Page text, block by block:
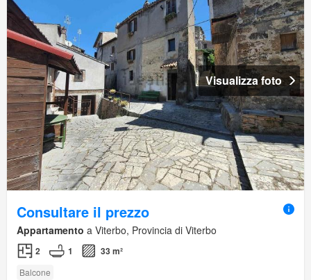
Visualizza foto
Consultare il prezzo
Appartamento a Viterbo, Provincia di Viterbo
2 1 33 m²
Balcone